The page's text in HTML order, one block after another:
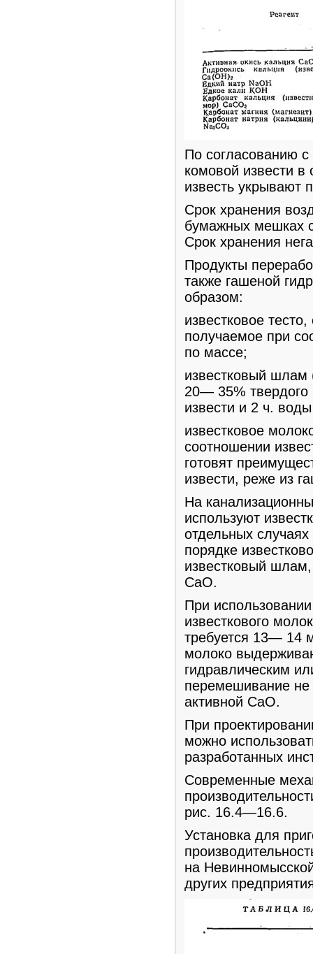
По согласованию с
комовой извести
известь укрывают
Срок хранения
бумажных мешках
Срок хранения
Продукты
также гашеной
образом:
известковое
получаемое при
по массе;
известковый шлам
20— 35%
извести и 2 ч.
известковое
соотношении
готовят
извести, реже из
На
используют
отдельных
порядке
известковый
СаО.
При
известкового
требуется 13— 14
молоко
гидравлическим
перемешивание не
активной СаО.
При
можно
разработанных
Современные
рис. 16.4—16.6.
Установка для
на
других